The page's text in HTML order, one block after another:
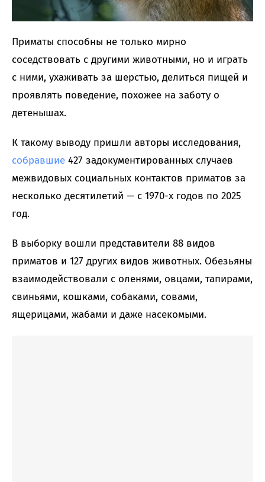
Приматы способны не только мирно
соседствовать с другими животными, но и играть
с ними, ухаживать за шерстью, делиться пищей и
проявлять поведение, похожее на заботу о
детенышах.
К такому выводу пришли авторы исследования,
собравшие 427 задокументированных случаев
межвидовых социальных контактов приматов за
несколько десятилетий — с 1970-х годов по 2025
год.
В выборку вошли представители 88 видов
приматов и 127 других видов животных. Обезьяны
взаимодействовали с оленями, овцами, тапирами,
свиньями, кошками, собаками, совами,
ящерицами, жабами и даже насекомыми.